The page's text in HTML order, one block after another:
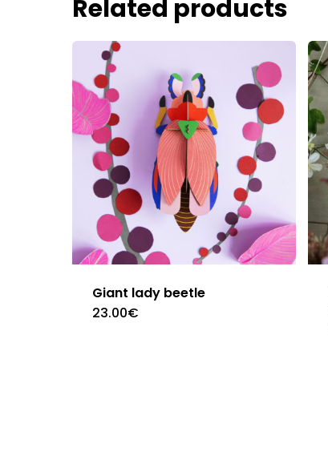
Related products
Giant lady beetle
23.00€